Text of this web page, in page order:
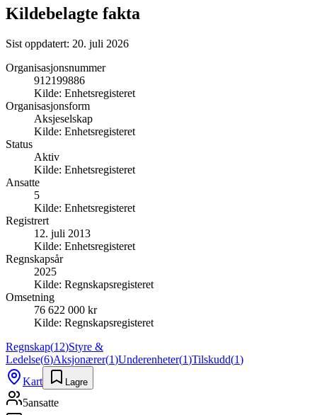
Kildebelagte fakta
Sist oppdatert: 20. juli 2026
Organisasjonsnummer
912199886
Kilde: Enhetsregisteret
Organisasjonsform
Aksjeselskap
Kilde: Enhetsregisteret
Status
Aktiv
Kilde: Enhetsregisteret
Ansatte
5
Kilde: Enhetsregisteret
Registrert
12. juli 2013
Kilde: Enhetsregisteret
Regnskapsår
2025
Kilde: Regnskapsregisteret
Omsetning
76 622 000 kr
Kilde: Regnskapsregisteret
Regnskap(12)Styre &
Ledelse(6)Aksjonærer(1)Underenheter(1)Tilskudd(1)
Kart
Lagre
5ansatte